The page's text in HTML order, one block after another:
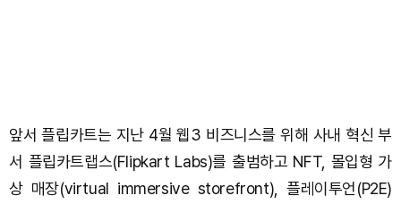
앞서 플립카트는 지난 4월 웹3 비즈니스를 위해 사내 혁신 부
서 플립카트랩스(Flipkart Labs)를 출범하고 NFT, 몰입형 가
상 매장(virtual immersive storefront), 플레이투언(P2E)